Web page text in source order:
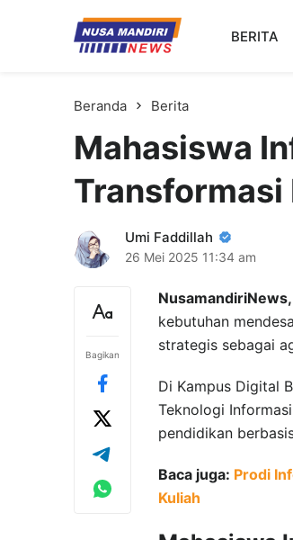
Kampus Digital
Universitas Nusa Mandiri
BERITA
Beranda Berita
Mahasiswa
Umi Faddillah
26 Mei 2025 11:34 am
Bagikan
kebutuhan
strategis sebagai
Di Kampus Digital
Teknologi
pendidikan
Baca juga: Prodi
Kuliah